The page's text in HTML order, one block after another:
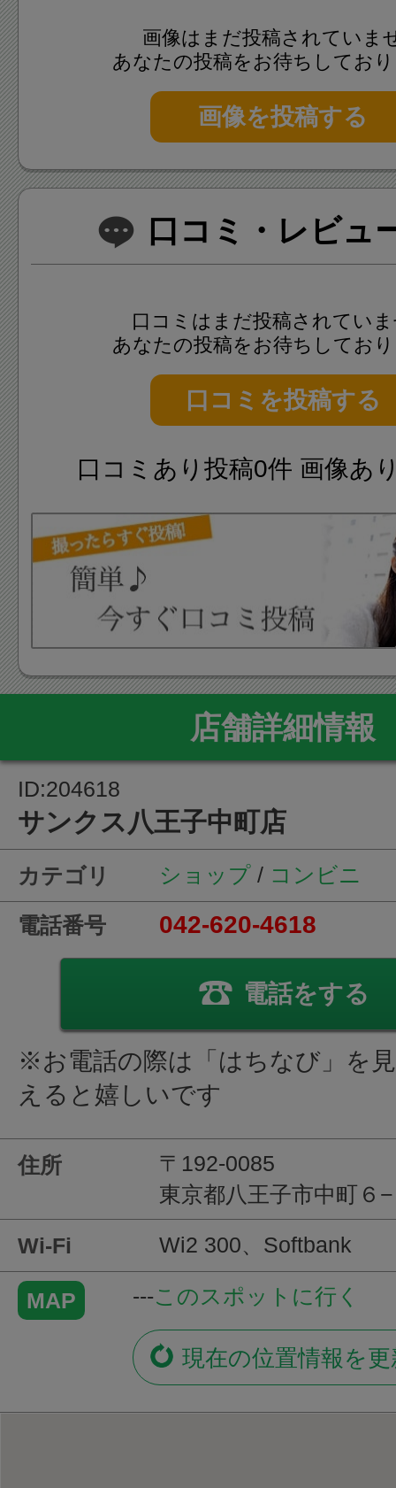
画像はまだ投稿されていま
あなたの投稿をお待ちしてお
画像を投稿する
口コミ・レビュ
口コミはまだ投稿されてい
あなたの投稿をお待ちしてお
口コミを投稿する
口コミあり投稿0件 画像あ
店舗詳細情報
ID:204618
サンクス八王子中町店
カテゴリ ショップ / コンビニ
電話番号 042-620-4618
電話をする
※お電話の際は「はちなび」を
えると嬉しいです
住所
〒192-0085
東京都八王子市中町６
Wi-Fi Wi2 300、Softbank
MAP ---このスポットに行く
現在の位置情報を